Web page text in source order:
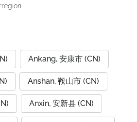
Ankang, 安康市 (CN)
Anshan, 鞍山市 (CN)
Anxin, 安新县 (CN)